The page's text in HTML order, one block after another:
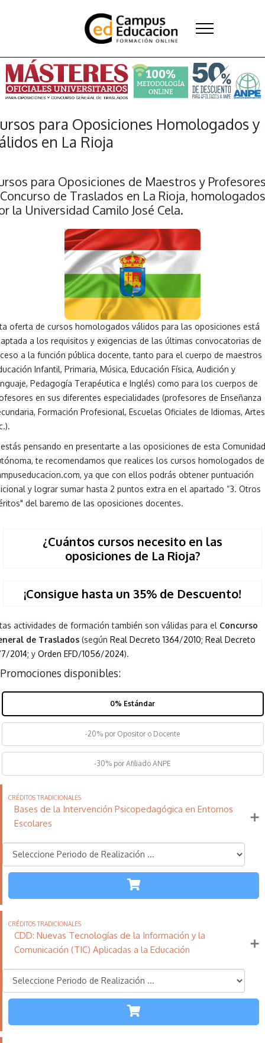
para Oposiciones Homologados y
en La Rioja
para Oposiciones de Maestros y
de Traslados en La Rioja, homologados
la Universidad Camilo José Cela.
oferta de cursos homologados válidos para las oposiciones está
a los requisitos y exigencias de las últimas convocatorias de
a la función pública docente, tanto para el cuerpo de maestros
Infantil, Primaria, Música, Educación Física, Audición y
Pedagogía Terapéutica e Inglés) como para los cuerpos de
en sus diferentes especialidades (profesores de Enseñanza
Formación Profesional, Escuelas Oficiales de Idiomas,
pensando en presentarte a las oposiciones de esta Comunidad
te recomendamos que realices los cursos homologados de
ya que con ellos podrás obtener puntuación
y lograr sumar hasta 2 puntos extra en el apartado “3. Otros
del baremo de las oposiciones docentes.
¿Cuántos cursos necesito en las
oposiciones de La Rioja?
¡Consigue hasta un 35% de Descuento!
actividades de formación también son válidas para el Concurso
de Traslados (según Real Decreto 1364/2010; Real Decreto
2014; y Orden EFD/1056/2024).
Promociones disponibles:
0% Estándar
-20% por Opositor o Docente
-30% por Afiliado ANPE
Bases de la Intervención Psicopedagógica en Entornos
Escolares
ETAPAS
110 11 Créditos
21
Más información
CDD: Nuevas Tecnologías de la Información y la
Comunicación (TIC) Aplicadas a la Educación
ETAPAS
110 11 Créditos
21